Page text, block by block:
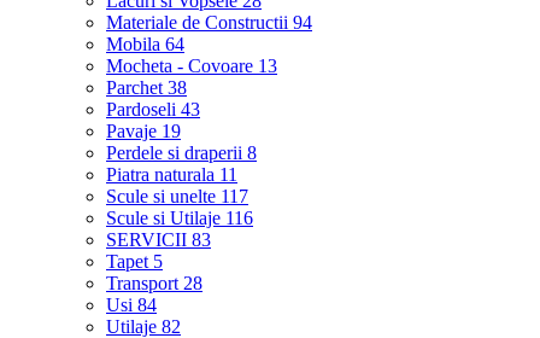
Materiale de Constructii 94
Mobila 64
Mocheta - Covoare 13
Parchet 38
Pardoseli 43
Pavaje 19
Perdele si draperii 8
Piatra naturala 11
Scule si unelte 117
Scule si Utilaje 116
SERVICII 83
Tapet 5
Transport 28
Usi 84
Utilaje 82